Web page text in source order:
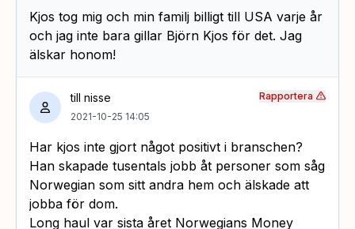
Kjos tog mig och min familj billigt till USA varje år
och jag inte bara gillar Björn Kjos för det. Jag
älskar honom!
till nisse
2021-10-25 14:05
Har kjos inte gjort något positivt i branschen?
Han skapade tusentals jobb åt personer som såg
Norwegian som sitt andra hem och älskade att
jobba för dom.
Long haul var sista året Norwegians Money
Rapportera